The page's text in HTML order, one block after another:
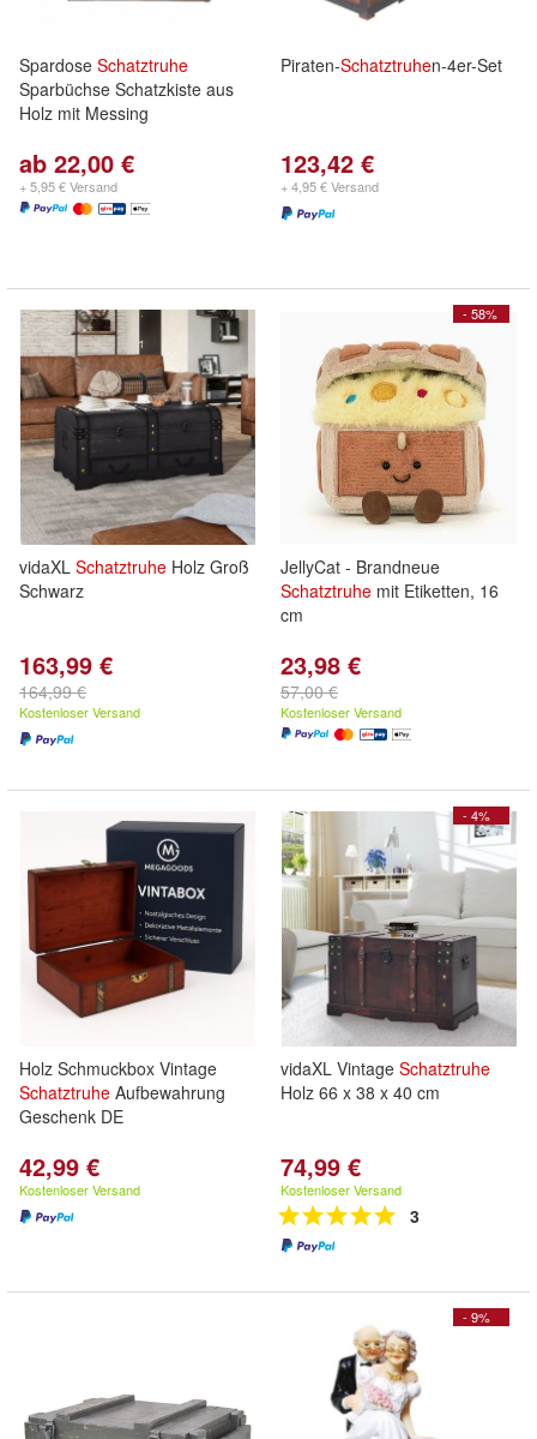
Spardose Schatztruhe
Sparbüchse Schatzkiste aus
Holz mit Messing
ab 22,00 €
+ 5,95 € Versand
Piraten-Schatztruhen-4er-Set
123,42 €
+ 4,95 € Versand
vidaXL Schatztruhe Holz Groß
Schwarz
163,99 €
164,99 €
Kostenloser Versand
- 58%
JellyCat - Brandneue
Schatztruhe mit Etiketten, 16
cm
23,98 €
57,00 €
Kostenloser Versand
Holz Schmuckbox Vintage
Schatztruhe Aufbewahrung
Geschenk DE
42,99 €
Kostenloser Versand
- 4%
vidaXL Vintage Schatztruhe
Holz 66 x 38 x 40 cm
74,99 €
Kostenloser Versand
3
- 9%